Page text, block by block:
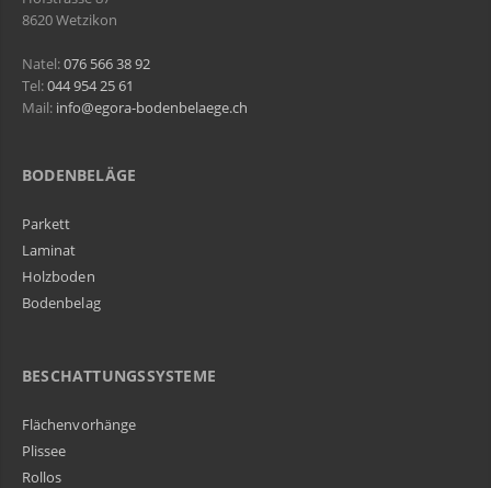
8620 Wetzikon
Natel:076 566 38 92
Tel:044 954 25 61
Mail: info@egora-bodenbelaege.ch
BODENBELÄGE
Parkett
Laminat
Holzboden
Bodenbelag
BESCHATTUNGSSYSTEME
Flächenvorhänge
Plissee
Rollos